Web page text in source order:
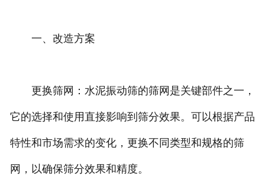
一、改造方案
更换筛网：水泥振动筛的筛网是关键部件之一，
它的选择和使用直接影响到筛分效果。可以根据产品
特性和市场需求的变化，更换不同类型和规格的筛
网，以确保筛分效果和精度。